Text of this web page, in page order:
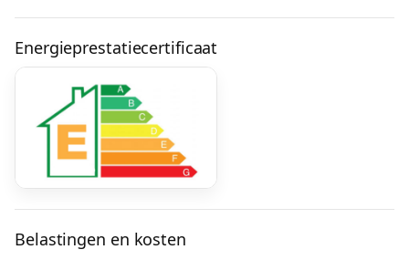
Energieprestatiecertificaat
Belastingen en kosten